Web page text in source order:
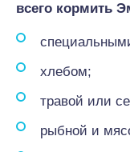
всего кормить
хлебом;
травой или
рыбной и